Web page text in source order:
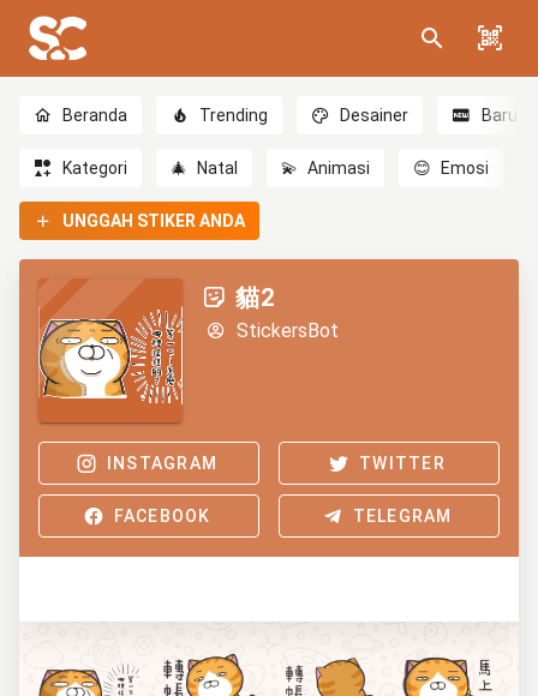
Beranda Trending Desainer Baru
Kategori 🎄 Natal 💫 Animasi 😊 Emosi
UNGGAH STIKER ANDA
貓2
StickersBot
INSTAGRAM TWITTER
FACEBOOK TELEGRAM